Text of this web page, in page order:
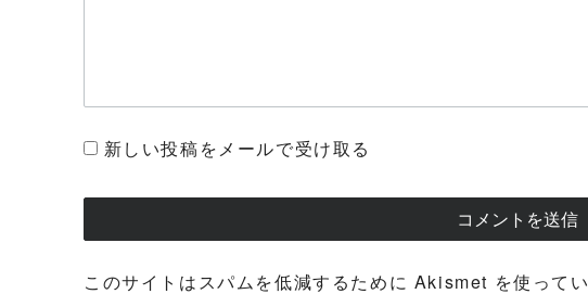
新しい投稿をメールで受け取る
このサイトはスパムを低減するために Akismet を使ってい